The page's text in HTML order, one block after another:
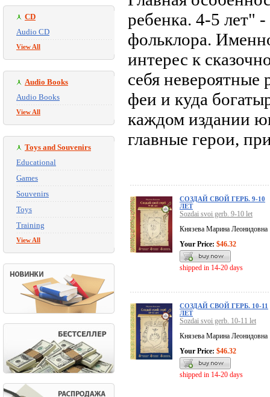
CD
Audio CD
View All
Audio Books
Audio Books
View All
Toys and Souvenirs
Educational
Games
Souvenirs
Toys
Training
View All
ребенка. 4-5 лет"
фольклора.
интерес к
себя
феи и куда
каждом издании
главные герои,
СОЗДАЙ СВОЙ ГЕРБ. 9-10
ЛЕТ
Sozdai svoi gerb. 9-10 let
Князева Марина Леонидовна
Your Price: $46.32
shipped in 14-20 days
СОЗДАЙ СВОЙ ГЕРБ. 10-11
ЛЕТ
Sozdai svoi gerb. 10-11 let
Князева Марина Леонидовна
Your Price: $46.32
shipped in 14-20 days